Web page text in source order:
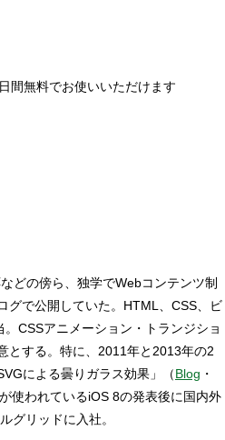
間無料でお使いいただけます
どの傍ら、独学でWebコンテンツ制
グで公開していた。HTML、CSS、ビ
CSSアニメーション・トランジショ
とする。特に、2011年と2013年の2
による曇りガラス効果」（Blog ・
使われているiOS 8の発表後に国内外
グリッドに入社。